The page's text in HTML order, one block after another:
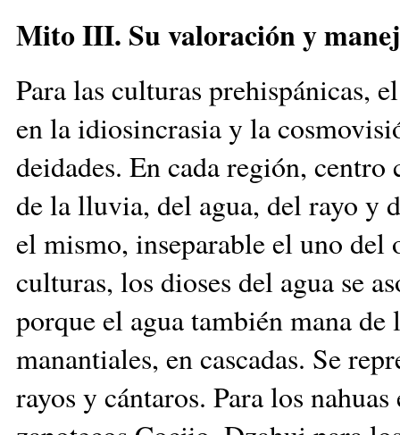
Mito III. Su valoración y
Para las culturas prehispánicas,
en la idiosincrasia y la
deidades. En cada región,
de la lluvia, del agua, del rayo y
el mismo, inseparable el uno
culturas, los dioses del agua se
porque el agua también mana
manantiales, en cascadas. Se
rayos y cántaros. Para los